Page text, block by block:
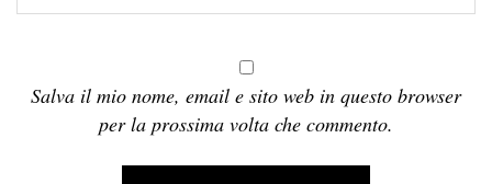
Salva il mio nome, email e sito web in questo browser
per la prossima volta che commento.